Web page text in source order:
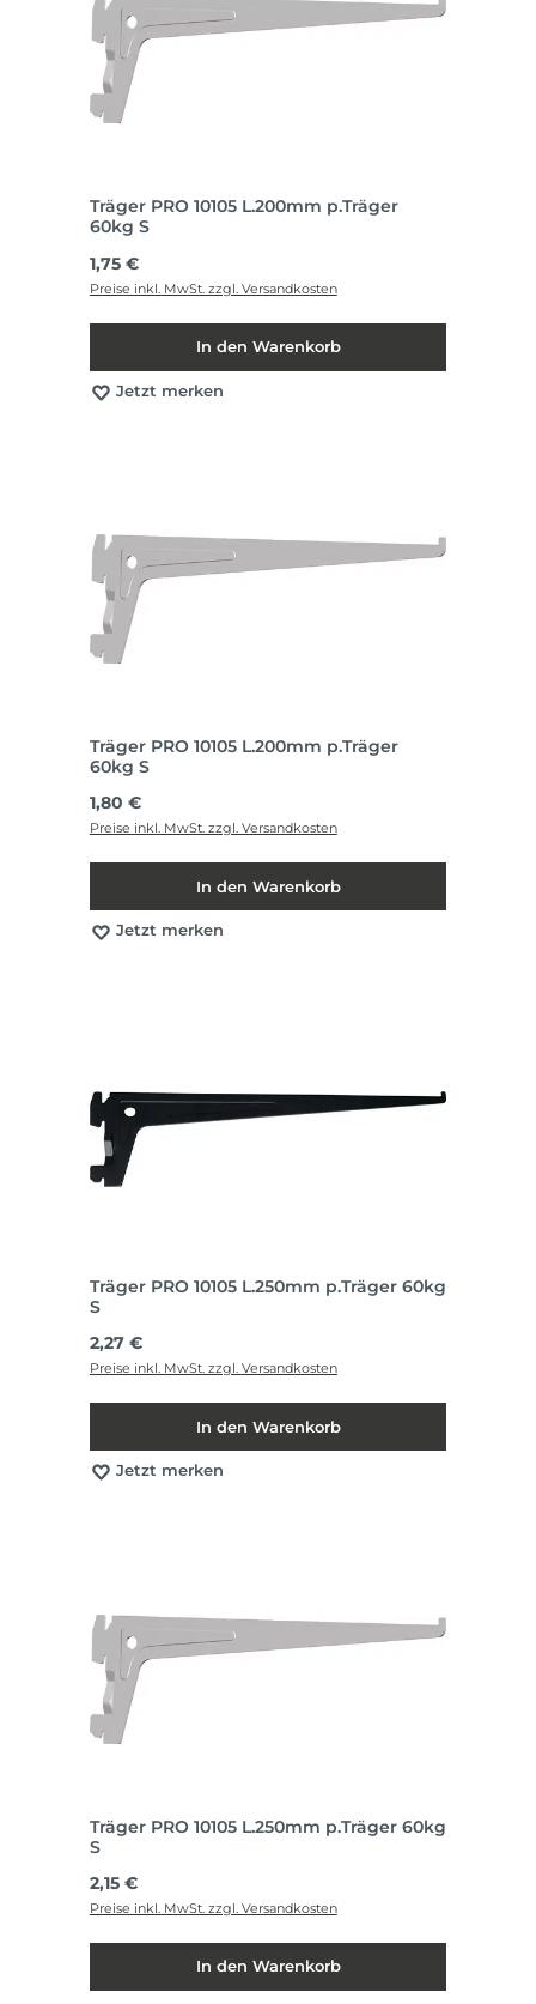
Träger PRO 10105 L.200mm p.Träger
60kg S
Regulärer Preis:
1,75 €
Preise inkl. MwSt. zzgl. Versandkosten
In den Warenkorb
Jetzt merken
Träger PRO 10105 L.200mm p.Träger
60kg S
Regulärer Preis:
1,80 €
Preise inkl. MwSt. zzgl. Versandkosten
In den Warenkorb
Jetzt merken
Träger PRO 10105 L.250mm p.Träger 60kg
S
Regulärer Preis:
2,27 €
Preise inkl. MwSt. zzgl. Versandkosten
In den Warenkorb
Jetzt merken
Träger PRO 10105 L.250mm p.Träger 60kg
S
Regulärer Preis:
2,15 €
Preise inkl. MwSt. zzgl. Versandkosten
In den Warenkorb